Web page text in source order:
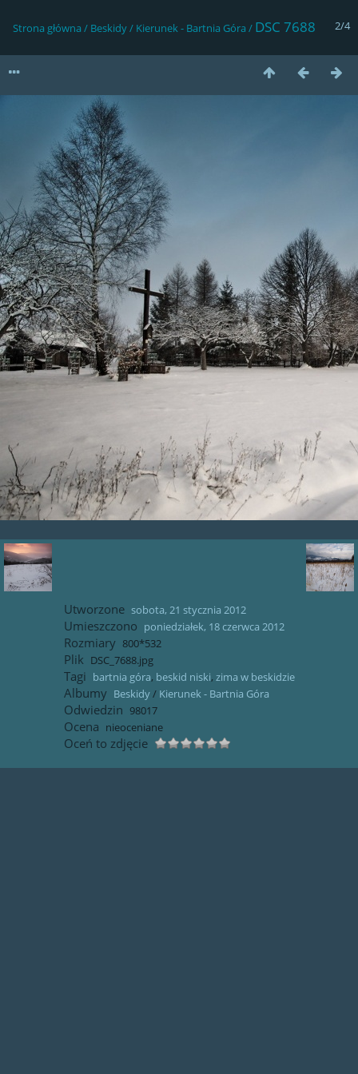
2/4
Strona główna / Beskidy/ Kierunek - Bartnia Góra / DSC 7688
Utworzone sobota, 21 stycznia 2012
Umieszczono poniedziałek, 18 czerwca 2012
Rozmiary 800*532
Plik DSC_7688.jpg
Tagi bartnia góra, beskid niski, zima w beskidzie
Albumy Beskidy/ Kierunek - Bartnia Góra
Odwiedzin 98017
Ocena nieoceniane
Oceń to zdjęcie